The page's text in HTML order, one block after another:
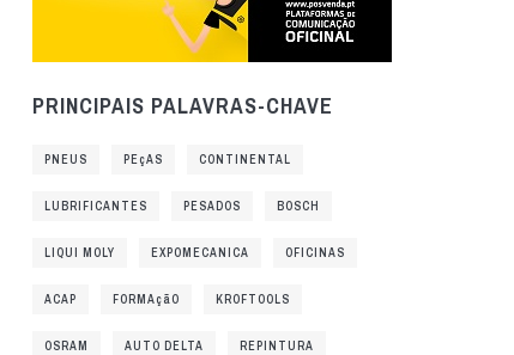
PRINCIPAIS PALAVRAS-CHAVE
PNEUS PEçAS CONTINENTAL
LUBRIFICANTES PESADOS BOSCH
LIQUI MOLY EXPOMECANICA OFICINAS
ACAP FORMAçãO KROFTOOLS
OSRAM AUTO DELTA REPINTURA